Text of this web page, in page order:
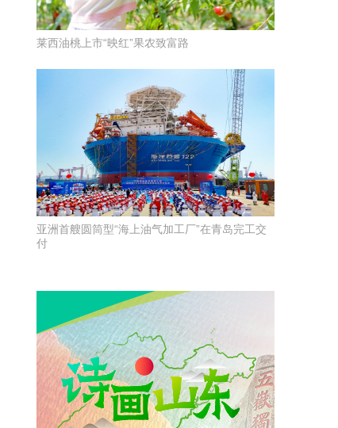
莱西油桃上市“映红”果农致富路
亚洲首艘圆筒型“海上油气加工厂”在青岛完工交
付